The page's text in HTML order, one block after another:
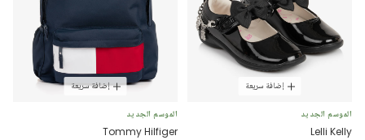
إضافة سريعة
الموسم الجديد
Lelli Kelly
إضافة سريعة
الموسم الجديد
Tommy Hilfiger